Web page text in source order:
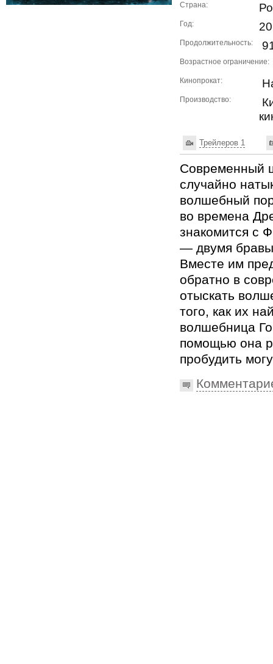
Страна:
Год:
Продолжительность:
Возрастное ограничение:
Кинопрокат:
Производство:
Трейлеров 1
Современный
случайно
волшебный
во времена
знакомится с
— двумя
Вместе им
обратно в
отыскать
того, как их
волшебница
помощью она
пробудить